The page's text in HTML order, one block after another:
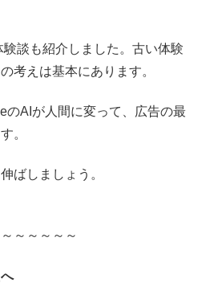
談も紹介しました。古い体験
考えは基本にあります。
のAIが人間に変って、広告の最
。
ばしましょう。
～～～～～